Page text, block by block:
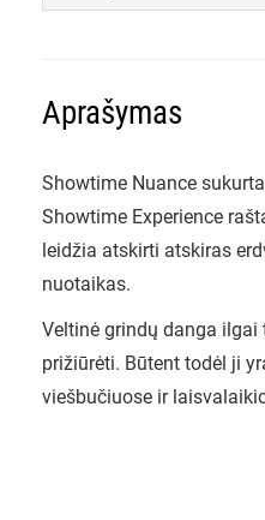
Aprašymas
Showtime Nuance
Showtime Experience
leidžia atskirti atskiras
nuotaikas.
Veltinė grindų danga ilgai
prižiūrėti. Būtent todėl ji
viešbučiuose ir